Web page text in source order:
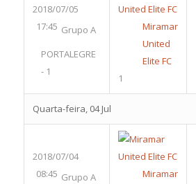
2018/07/05
17:45 Grupo A
PORTALEGRE
- 1
Miramar
United
Elite FC
1
Quarta-feira, 04 Jul
2018/07/04
08:45 Grupo A
Miramar